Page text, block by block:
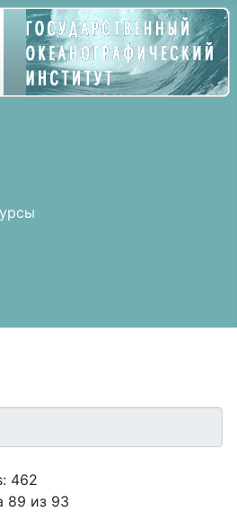
462
89 из 93